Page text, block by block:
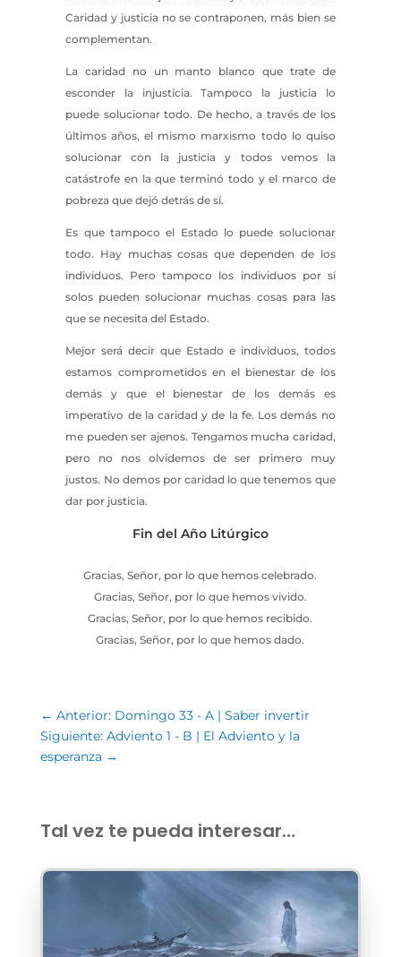
Caridad y justicia no se contraponen, más bien se
complementan.
La caridad no un manto blanco que trate de
esconder la injusticia. Tampoco la justicia lo
puede solucionar todo. De hecho, a través de los
últimos años, el mismo marxismo todo lo quiso
solucionar con la justicia y todos vemos la
catástrofe en la que terminó todo y el marco de
pobreza que dejó detrás de sí.
Es que tampoco el Estado lo puede solucionar
todo. Hay muchas cosas que dependen de los
individuos. Pero tampoco los individuos por sí
solos pueden solucionar muchas cosas para las
que se necesita del Estado.
Mejor será decir que Estado e individuos, todos
estamos comprometidos en el bienestar de los
demás y que el bienestar de los demás es
imperativo de la caridad y de la fe. Los demás no
me pueden ser ajenos. Tengamos mucha caridad,
pero no nos olvidemos de ser primero muy
justos. No demos por caridad lo que tenemos que
dar por justicia.
Fin del Año Litúrgico
Gracias, Señor, por lo que hemos celebrado.
Gracias, Señor, por lo que hemos vivido.
Gracias, Señor, por lo que hemos recibido.
Gracias, Señor, por lo que hemos dado.
← Anterior: Domingo 33 - A | Saber invertir
Siguiente: Adviento 1 - B | El Adviento y la
esperanza →
Tal vez te pueda interesar…